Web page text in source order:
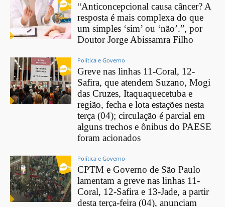
“Anticoncepcional causa câncer? A
resposta é mais complexa do que
um simples ‘sim’ ou ‘não’.”, por
Doutor Jorge Abissamra Filho
Política e Governo
Greve nas linhas 11-Coral, 12-
Safira, que atendem Suzano, Mogi
das Cruzes, Itaquaquecetuba e
região, fecha e lota estações nesta
terça (04); circulação é parcial em
alguns trechos e ônibus do PAESE
foram acionados
Política e Governo
CPTM e Governo de São Paulo
lamentam a greve nas linhas 11-
Coral, 12-Safira e 13-Jade, a partir
desta terça-feira (04), anunciam